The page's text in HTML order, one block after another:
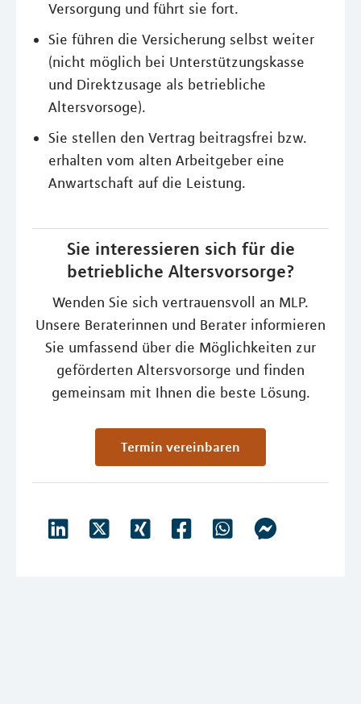
Versorgung und führt sie fort.
Sie führen die Versicherung selbst weiter
(nicht möglich bei Unterstützungskasse
und Direktzusage als betriebliche
Altersvorsoge).
Sie stellen den Vertrag beitragsfrei bzw.
erhalten vom alten Arbeitgeber eine
Anwartschaft auf die Leistung.
Sie interessieren sich für die
betriebliche Altersvorsorge?
Wenden Sie sich vertrauensvoll an MLP.
Unsere Beraterinnen und Berater informieren
Sie umfassend über die Möglichkeiten zur
geförderten Altersvorsorge und finden
gemeinsam mit Ihnen die beste Lösung.
Termin vereinbaren